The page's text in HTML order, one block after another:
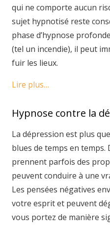
qui ne comporte aucun
sujet hypnotisé reste
phase d’hypnose
(tel un incendie), il peut
fuir les lieux.
Lire plus…
Hypnose contre la
La dépression est plus
blues de temps en temps.
prennent parfois des
peuvent conduire à une
Les pensées négatives
votre esprit et peuvent
vous portez de manière